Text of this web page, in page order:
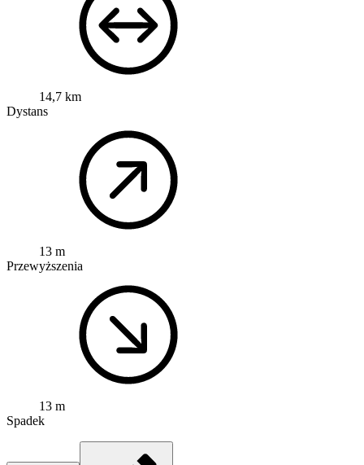
14,7 km
Dystans
13 m
Przewyższenia
13 m
Spadek